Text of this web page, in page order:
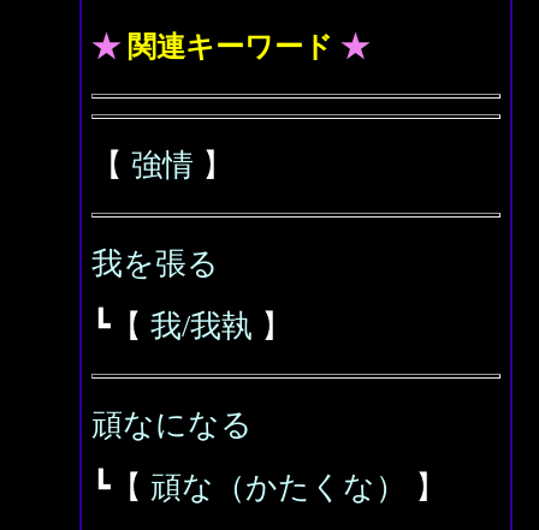
★ 関連キーワード ★
【 強情 】
我を張る
┗【 我/我執 】
頑なになる
┗【 頑な（かたくな） 】